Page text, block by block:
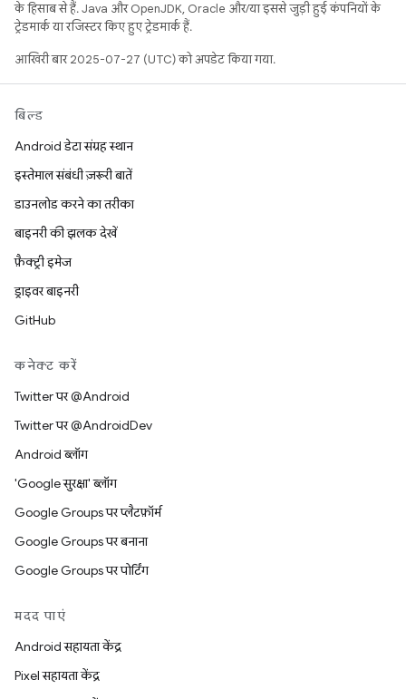
के हिसाब से हैं. Java और OpenJDK, Oracle और/या इससे जुड़ी हुई कंपनियों के
ट्रेडमार्क या रजिस्टर किए हुए ट्रेडमार्क हैं.
आखिरी बार 2025-07-27 (UTC) को अपडेट किया गया.
बिल्ड
Android डेटा संग्रह स्थान
इस्तेमाल संबंधी ज़रूरी बातें
डाउनलोड करने का तरीका
बाइनरी की झलक देखें
फ़ैक्ट्री इमेज
ड्राइवर बाइनरी
GitHub
कनेक्ट करें
Twitter पर @Android
Twitter पर @AndroidDev
Android ब्लॉग
'Google सुरक्षा' ब्लॉग
Google Groups पर प्लैटफ़ॉर्म
Google Groups पर बनाना
Google Groups पर पोर्टिंग
मदद पाएं
Android सहायता केंद्र
Pixel सहायता केंद्र